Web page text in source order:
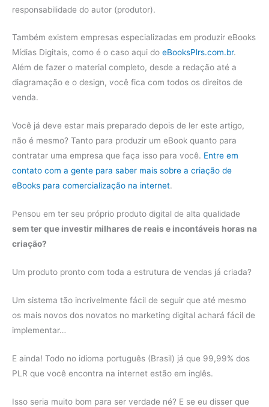
responsabilidade do autor (produtor).
Também existem empresas especializadas em produzir eBooks
Mídias Digitais, como é o caso aqui do eBooksPlrs.com.br.
Além de fazer o material completo, desde a redação até a
diagramação e o design, você fica com todos os direitos de
venda.
Você já deve estar mais preparado depois de ler este artigo,
não é mesmo? Tanto para produzir um eBook quanto para
contratar uma empresa que faça isso para você. Entre em
contato com a gente para saber mais sobre a criação de
eBooks para comercialização na internet.
Pensou em ter seu próprio produto digital de alta qualidade
sem ter que investir milhares de reais e incontáveis horas na
criação?
Um produto pronto com toda a estrutura de vendas já criada?
Um sistema tão incrivelmente fácil de seguir que até mesmo
os mais novos dos novatos no marketing digital achará fácil de
implementar…
E ainda! Todo no idioma português (Brasil) já que 99,99% dos
PLR que você encontra na internet estão em inglês.
Isso seria muito bom para ser verdade né? E se eu disser que